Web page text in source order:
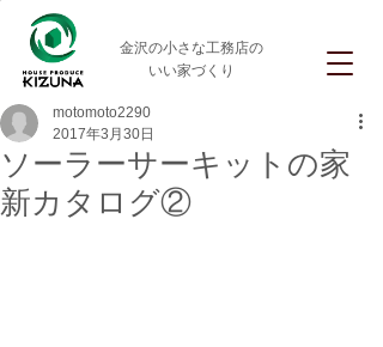
金沢の小さな工務店の
いい家づくり
ソーラーサーキットの家
新カタログ②
motomoto2290
2017年3月30日